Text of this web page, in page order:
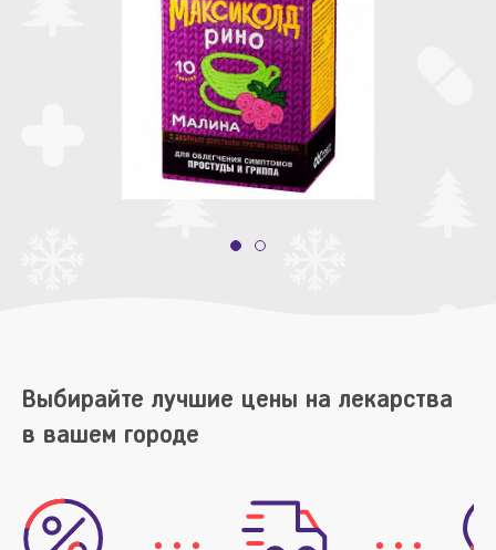
Выбирайте лучшие цены на лекарства
в вашем городе